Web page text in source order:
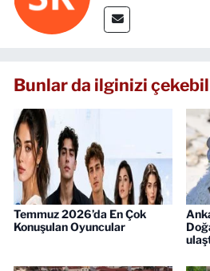
Bunlar da ilginizi
Temmuz 2026’da En Çok
Konuşulan Oyuncular